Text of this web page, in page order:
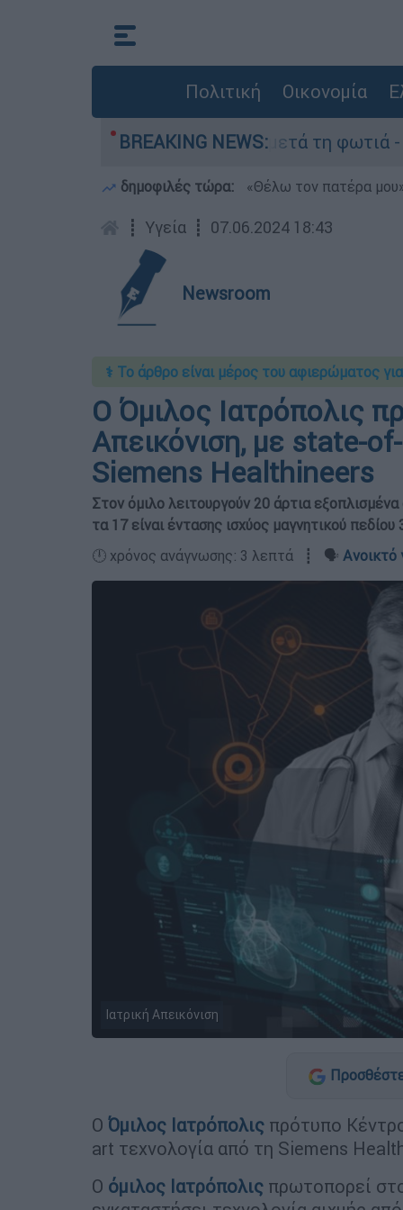
Πολιτική Οικονομία
BREAKING NEWS:
Πόρτο Γερμανό μετά τη φωτιά - Αγώνας για
δημοφιλές τώρα: «Θέλω τον πατέρα
┋ Υγεία ┋ 07.06.2024 18:43
Newsroom
⚕️ Το άρθρο είναι μέρος του αφιερώματος
Ο Όμιλος Ιατρόπολις
Απεικόνιση, με state-
Siemens Healthineers
Στον όμιλο λειτουργούν 20 άρτια
τα 17 είναι έντασης ισχύος μαγνητικού πεδίου
🕛 χρόνος ανάγνωσης: 3 λεπτά ┋ 🗣️ Ανοικτό
Ιατρική Απεικόνιση
Ο Όμιλος Ιατρόπολις πρότυπο
art τεχνολογία από τη Siemens
Ο όμιλος Ιατρόπολις πρωτοπορεί